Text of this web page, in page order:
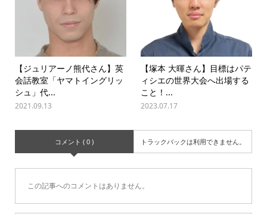
【ジュリアーノ熊代さん】英
会話教室「ヤマトイングリッ
シュ」代...
2021.09.13
【塚本 大暉さん】目標はパテ
ィシエの世界大会へ出場する
こと！...
2023.07.17
コメント ( 0 ) トラックバックは利用できません。
この記事へのコメントはありません。